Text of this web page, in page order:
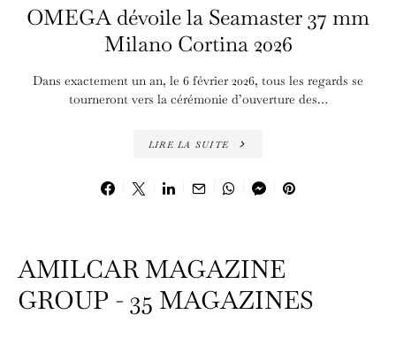
OMEGA dévoile la Seamaster 37 mm
Milano Cortina 2026
Dans exactement un an, le 6 février 2026, tous les regards se
tourneront vers la cérémonie d’ouverture des…
LIRE LA SUITE
AMILCAR MAGAZINE
GROUP - 35 MAGAZINES